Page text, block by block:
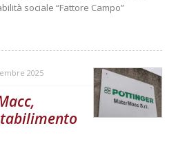
sociale “Fattore Campo”
2025